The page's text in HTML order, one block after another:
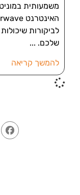
משמעותית
לביקורות
שלכם.
להמשך קריאה